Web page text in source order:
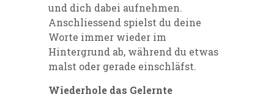
und dich dabei aufnehmen.
Anschliessend spielst du deine
Worte immer wieder im
Hintergrund ab, während du etwas
malst oder gerade einschläfst.
Wiederhole das Gelernte